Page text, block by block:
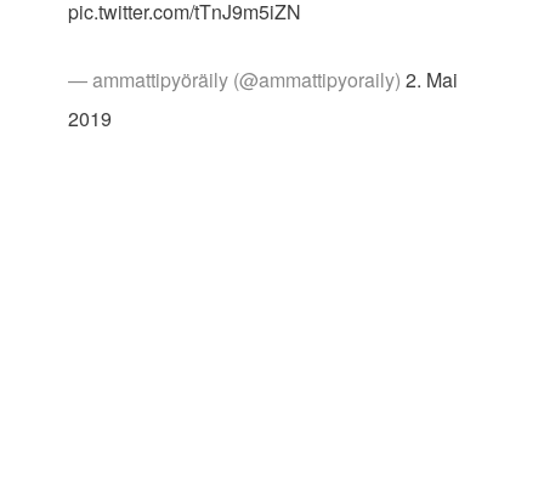
pic.twitter.com/tTnJ9m5iZN
— ammattipyöräily (@ammattipyoraily) 2. Mai
2019